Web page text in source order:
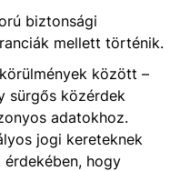
biztonsági
mellett történik.
között –
sürgős közérdek
adatokhoz.
jogi kereteknek
érdekében, hogy